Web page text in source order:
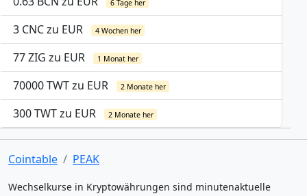
6 Tage her
3 CNC zu EUR 4 Wochen her
77 ZIG zu EUR 1 Monat her
70000 TWT zu EUR 2 Monate her
300 TWT zu EUR 2 Monate her
Cointable PEAK
Wechselkurse in Kryptowährungen sind minutenaktuelle